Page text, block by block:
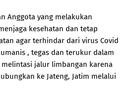
Anggota yang melakukan
kesehatan dan tetap
agar terhindar dari virus Covid
, tegas dan terukur dalam
melintasi jalur limbangan karena
ke Jateng, Jatim melalui